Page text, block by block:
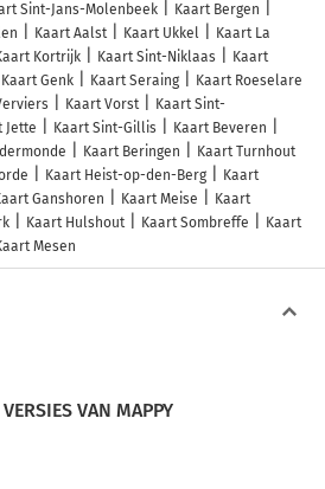
Sint-Jans-Molenbeek
Kaart Bergen
Kaart Aalst Kaart Ukkel
Kaart La
Kortrijk Kaart Sint-Niklaas
Kaart
Kaart Genk Kaart Seraing
Kaart Roeselare
Kaart Vorst
Kaart Sint-
Jette Kaart Sint-Gillis
Kaart Beveren
Kaart Beringen
Kaart Turnhout
Kaart Heist-op-den-Berg
Kaart
Ganshoren Kaart Meise
Kaart
Kaart Hulshout Kaart Sombreffe
Kaart
Mesen
VAN MAPPY